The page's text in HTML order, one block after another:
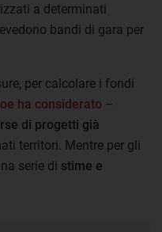
a determinati
bandi di gara per
per calcolare i fondi
ha considerato –
di progetti già
territori. Mentre per gli
serie di stime e